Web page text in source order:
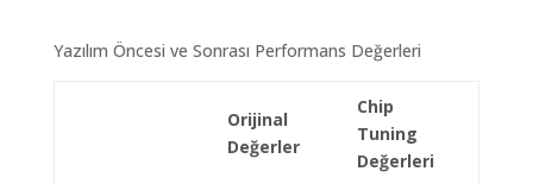
Yazılım Öncesi ve Sonrası Performans Değerleri
Orijinal
Değerler
Chip
Tuning
Değerleri